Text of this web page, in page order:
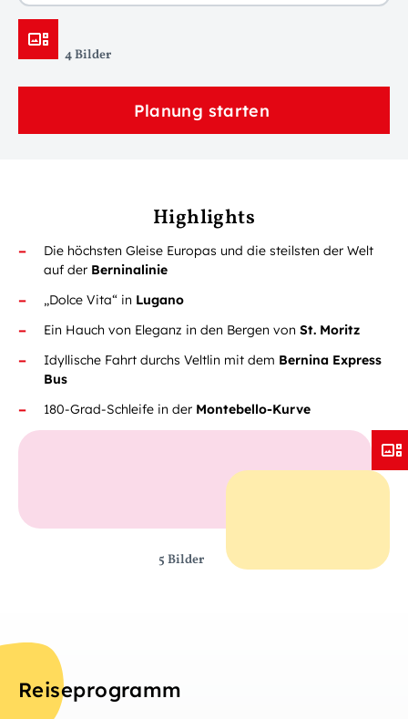
4 Bilder
Planung starten
Highlights
Die höchsten Gleise Europas und die steilsten der Welt
auf der Berninalinie
„Dolce Vita“ in Lugano
Ein Hauch von Eleganz in den Bergen von St. Moritz
Idyllische Fahrt durchs Veltlin mit dem Bernina Express
Bus
180-Grad-Schleife in der Montebello-Kurve
5 Bilder
Reiseprogramm